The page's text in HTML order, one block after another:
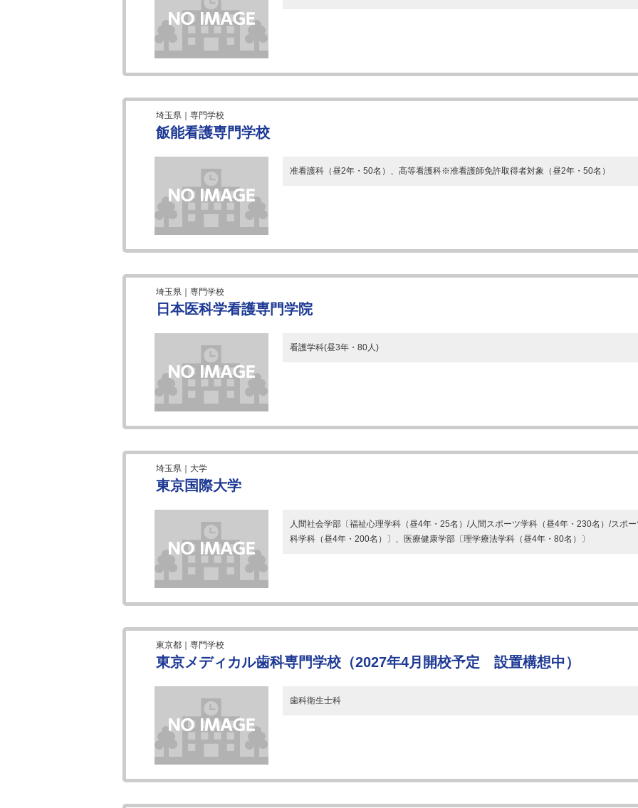
埼玉県｜専門学校
飯能看護専門学校
准看護科（昼2年・50名）、高等看護科※准看護師免許取得者対象（昼2年・50名）
埼玉県｜専門学校
日本医科学看護専門学院
看護学科(昼3年・80人)
埼玉県｜大学
東京国際大学
人間社会学部〔福祉心理学科（昼4年・25名）/人間スポーツ学科（昼4年・230名）/スポ
科学科（昼4年・200名）〕、医療健康学部〔理学療法学科（昼4年・80名）〕
東京都｜専門学校
東京メディカル歯科専門学校（2027年4月開校予定 設置構想中）
歯科衛生士科